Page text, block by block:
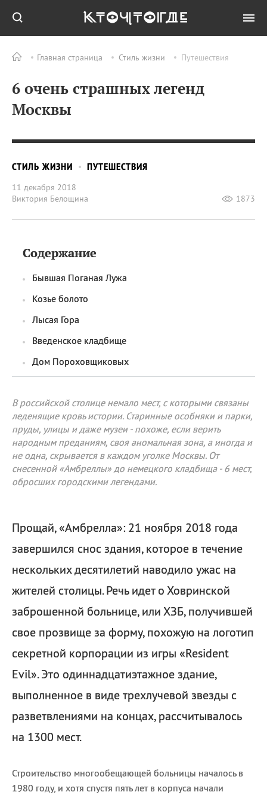
Главная страница Стиль жизни Путешествия
6 очень страшных легенд
Москвы
СТИЛЬ ЖИЗНИ
ПУТЕШЕСТВИЯ
11 декабря 2018
Виктория Белощина
1873
Содержание
Бывшая Поганая Лужа
Козье болото
Лысая Гора
Введенское кладбище
Дом Пороховщиковых
В российской столице немало мест, с которыми связаны
леденящие кровь истории. Старинные особняки и парки,
пруды, улицы и даже музеи - похоже, если верить
народным преданиям, своя аномальная зона, а иногда и
не одна, скрывается в каждом уголке Москвы. От
снесенной «Амбреллы» до немецкого кладбища - 6 мест,
обросших городскими легендами.
Прощай, «Амбрелла»: 21 ноября 2018 года
завершился снос здания, которое в течение
нескольких десятилетий наводило ужас на
жителей столицы. Речь идет о Ховринской
заброшенной больнице, или ХЗБ, получившей
свое прозвище за форму, похожую на логотип
секретной корпорации из игры «Resident
Evil». Это одиннадцатиэтажное здание,
выполненное в виде трехлучевой звезды с
разветвлениями на концах, рассчитывалось
на 1300 мест.
Строительство многообещающей больницы началось в
1980 году, и хотя спустя пять лет в корпуса начали